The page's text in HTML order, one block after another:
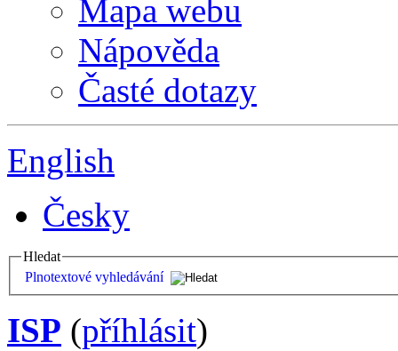
Mapa webu
Nápověda
Časté dotazy
English
Česky
Hledat
Plnotextové vyhledávání
ISP (příhlásit)